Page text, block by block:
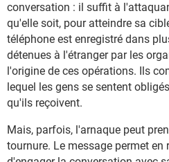
conversation : il suffit à
qu'elle soit, pour atteindre sa
téléphone est enregistré dans
détenues à l'étranger par les
l'origine de ces opérations. Ils
lequel les gens se sentent
qu'ils reçoivent.
Mais, parfois, l'arnaque peut
tournure. Le message permet